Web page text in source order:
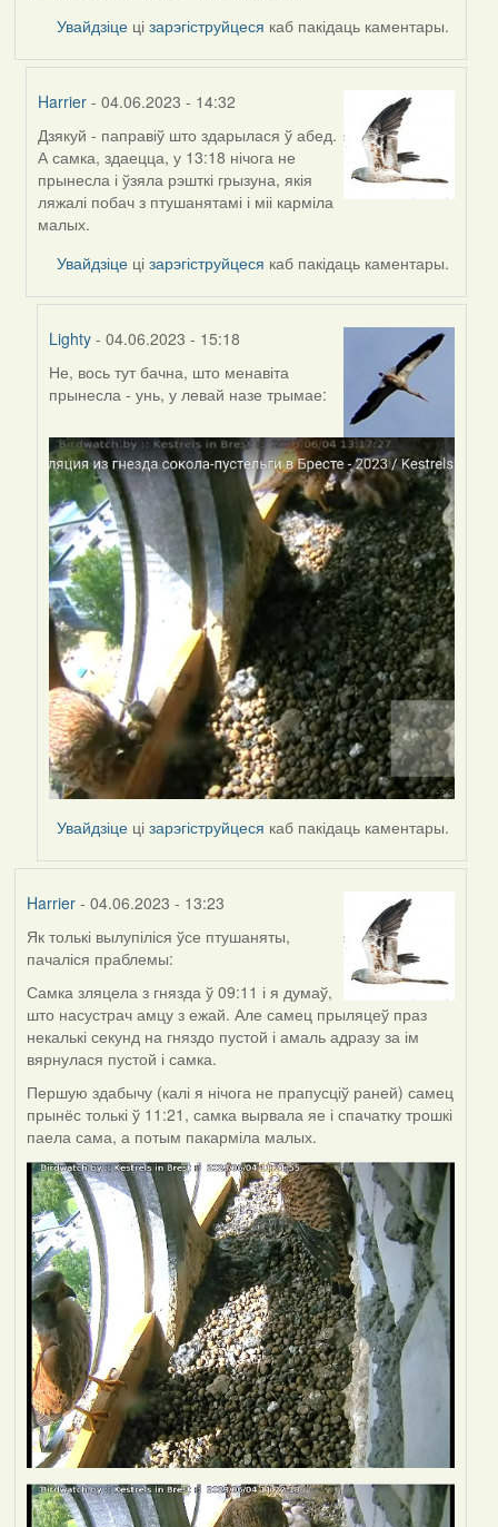
Увайдзіце цізарэгіструйцеся каб пакідаць каментары.
Harrier - 04.06.2023 - 14:32
In
reply
to
by
Lighty
Дзякуй - паправіў што здарылася ў абед.
А самка, здаецца, у 13:18 нічога не
прынесла і ўзяла рэшткі грызуна, якія
ляжалі побач з птушанятамі і міі карміла
малых.
Увайдзіце цізарэгіструйцеся каб пакідаць каментары.
Lighty - 04.06.2023 - 15:18
In
reply
by
Harrier
Не, вось тут бачна, што менавіта
прынесла - унь, у левай назе трымае:
Увайдзіце цізарэгіструйцеся каб пакідаць каментары.
Harrier- 04.06.2023 - 13:23
Як толькі вылупіліся ўсе птушаняты,
пачаліся праблемы:
Самка зляцела з гнязда ў 09:11 і я думаў,
што насустрач амцу з ежай. Але самец прыляцеў праз
некалькі секунд на гняздо пустой і амаль адразу за ім
вярнулася пустой і самка.
Першую здабычу (калі я нічога не прапусціў раней) самец
прынёс толькі ў 11:21, самка вырвала яе і спачатку трошкі
паела сама, а потым пакарміла малых.